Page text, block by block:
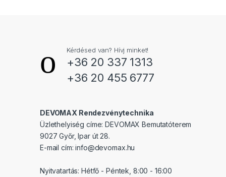
Kérdésed van? Hívj minket!
+36 20 337 1313
+36 20 455 6777
DEVOMAX Rendezvénytechnika
Üzlethelyiség címe: DEVOMAX Bemutatóterem
9027 Győr, Ipar út 28.
E-mail cím:info@devomax.hu
Nyitvatartás: Hétfő - Péntek, 8:00 - 16:00